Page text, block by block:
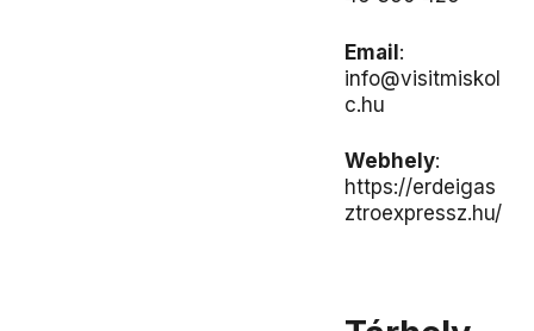
Email:
info@visitmiskol
c.hu
Webhely:
https://erdeigas
ztroexpressz.hu/